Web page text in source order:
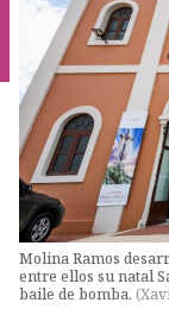
Molina Ramos
entre ellos su natal
baile de bomba. (